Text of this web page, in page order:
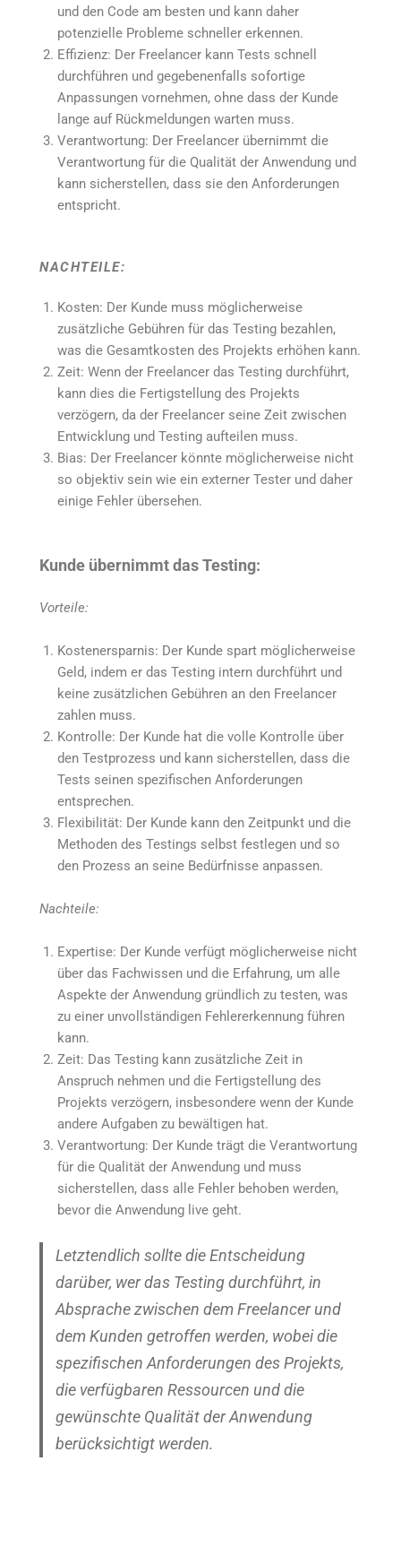
und den Code am besten und kann daher
potenzielle Probleme schneller erkennen.
Effizienz: Der Freelancer kann Tests schnell
durchführen und gegebenenfalls sofortige
Anpassungen vornehmen, ohne dass der Kunde
lange auf Rückmeldungen warten muss.
Verantwortung: Der Freelancer übernimmt die
Verantwortung für die Qualität der Anwendung und
kann sicherstellen, dass sie den Anforderungen
entspricht.
NACHTEILE:
Kosten: Der Kunde muss möglicherweise
zusätzliche Gebühren für das Testing bezahlen,
was die Gesamtkosten des Projekts erhöhen kann.
Zeit: Wenn der Freelancer das Testing durchführt,
kann dies die Fertigstellung des Projekts
verzögern, da der Freelancer seine Zeit zwischen
Entwicklung und Testing aufteilen muss.
Bias: Der Freelancer könnte möglicherweise nicht
so objektiv sein wie ein externer Tester und daher
einige Fehler übersehen.
Kunde übernimmt das Testing:
Vorteile:
Kostenersparnis: Der Kunde spart möglicherweise
Geld, indem er das Testing intern durchführt und
keine zusätzlichen Gebühren an den Freelancer
zahlen muss.
Kontrolle: Der Kunde hat die volle Kontrolle über
den Testprozess und kann sicherstellen, dass die
Tests seinen spezifischen Anforderungen
entsprechen.
Flexibilität: Der Kunde kann den Zeitpunkt und die
Methoden des Testings selbst festlegen und so
den Prozess an seine Bedürfnisse anpassen.
Nachteile:
Expertise: Der Kunde verfügt möglicherweise nicht
über das Fachwissen und die Erfahrung, um alle
Aspekte der Anwendung gründlich zu testen, was
zu einer unvollständigen Fehlererkennung führen
kann.
Zeit: Das Testing kann zusätzliche Zeit in
Anspruch nehmen und die Fertigstellung des
Projekts verzögern, insbesondere wenn der Kunde
andere Aufgaben zu bewältigen hat.
Verantwortung: Der Kunde trägt die Verantwortung
für die Qualität der Anwendung und muss
sicherstellen, dass alle Fehler behoben werden,
bevor die Anwendung live geht.
Letztendlich sollte die Entscheidung
darüber, wer das Testing durchführt, in
Absprache zwischen dem Freelancer und
dem Kunden getroffen werden, wobei die
spezifischen Anforderungen des Projekts,
die verfügbaren Ressourcen und die
gewünschte Qualität der Anwendung
berücksichtigt werden.